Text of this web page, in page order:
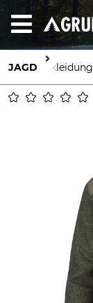
JAGD Bekleidung